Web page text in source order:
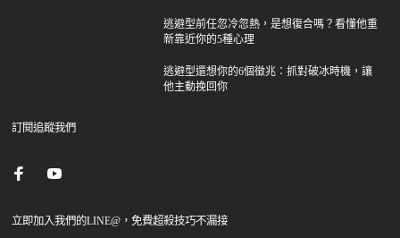
逃避型前任忽冷忽熱，是想復合嗎？看懂他重
新靠近你的5種心理
逃避型還想你的6個徵兆：抓對破冰時機，讓
他主動挽回你
訂閱追蹤我們
立即加入我們的LINE@，免費超殺技巧不漏接